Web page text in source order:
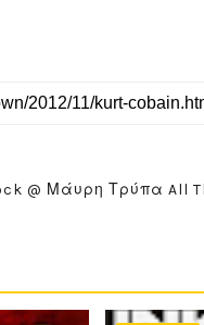
@ Μάυρη Τρύπα All